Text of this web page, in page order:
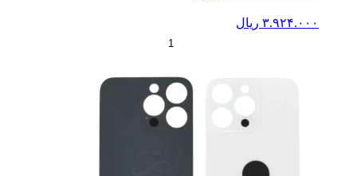
۳.۹۲۴.۰۰۰ ریال
+